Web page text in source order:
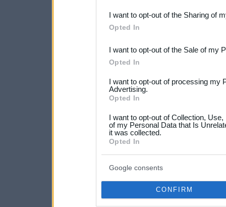
Downstream Participants
third parties.
Please note that this
not limited to your visit or
grant or deny consent to
your data for below
consent section.
I want to opt-out of the Sharing of
Opted In
I want to opt-out of the Sale of my
Opted In
I want to opt-out of processing my
Advertising.
Opted In
I want to opt-out of Collection,
of my Personal Data that Is
it was collected.
Opted In
Google consents
CONFIRM